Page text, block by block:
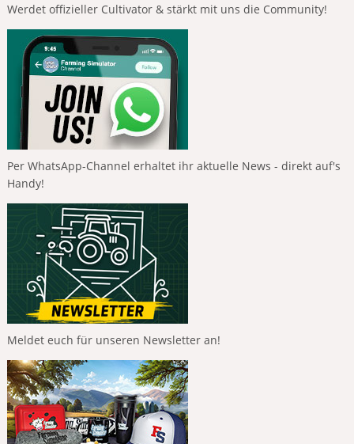
Werdet offizieller Cultivator & stärkt mit uns die Community!
Per WhatsApp-Channel erhaltet ihr aktuelle News - direkt auf's
Handy!
Meldet euch für unseren Newsletter an!